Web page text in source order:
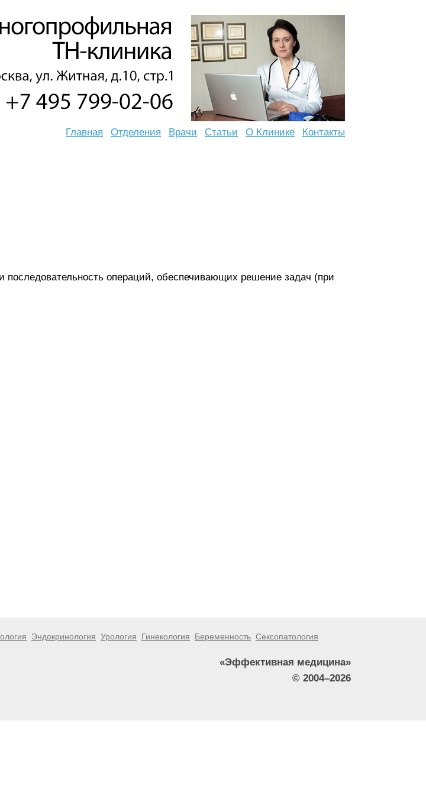
Главная Отделения Врачи Статьи О Клинике Контакты
операций, обеспечивающих решение задач (при
Эндокринология Урология Гинекология Беременность Сексопатология
«Эффективная медицина»
© 2004–2026